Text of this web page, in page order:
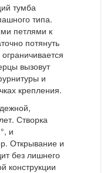
тумба
типа.
петлями к
потянуть
вызовут
и
крепления.
Створка
и
Открывание и
без лишнего
конструкции